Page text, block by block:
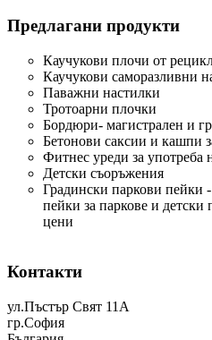
Предлагани продукти
Каучукови плочи от
Каучукови саморазливни
Паважни настилки
Тротоарни плочки
Бордюри- магистрален и
Бетонови саксии и кашпи
Фитнес уреди за употреба
Детски съоръжения
Градински паркови пейки
пейки за паркове и
цени
Контакти
ул.Пъстър Свят 11А
гр.София